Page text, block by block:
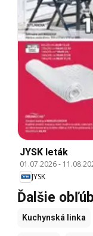
JYSK leták
01.07.2026-
JYSK
Ďalšie
Kuchynská linka